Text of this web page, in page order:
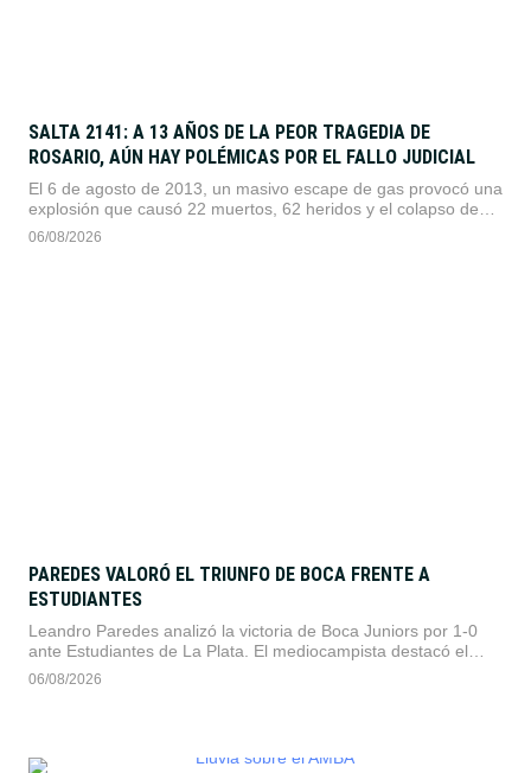
SALTA 2141: A 13 AÑOS DE LA PEOR TRAGEDIA DE
ROSARIO, AÚN HAY POLÉMICAS POR EL FALLO JUDICIAL
El 6 de agosto de 2013, un masivo escape de gas provocó una
explosión que causó 22 muertos, 62 heridos y el colapso de
una torre. A más de una década del hecho, las familias
06/08/2026
PAREDES VALORÓ EL TRIUNFO DE BOCA FRENTE A
ESTUDIANTES
Leandro Paredes analizó la victoria de Boca Juniors por 1-0
ante Estudiantes de La Plata. El mediocampista destacó el
nivel de juego del equipo, la continuidad en el rendimiento
06/08/2026